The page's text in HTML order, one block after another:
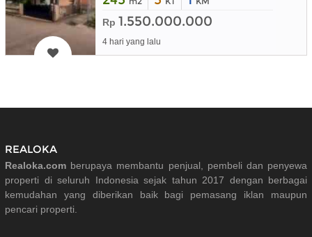
Rp 1.550.000.000
4 hari yang lalu
REALOKA
Realoka.com berupaya membantu penjual, pembeli dan penyewa
properti di seluruh Indonesia sejak tahun 2017 dengan berbagai
kemudahan yang diberikan baik bagi pemasang iklan maupun
pencari properti.